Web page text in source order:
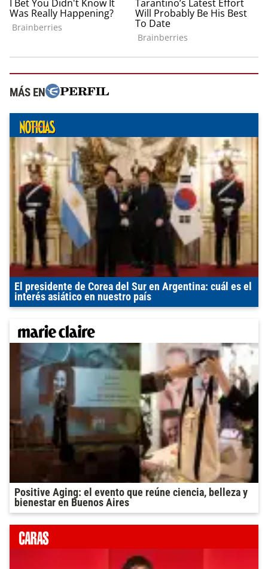
MÁS EN
El presidente de Corea del Sur en Argentina: cuál es el
interés asiático en nuestro país
Positive Aging: el evento que reúne ciencia, belleza y
bienestar en Buenos Aires